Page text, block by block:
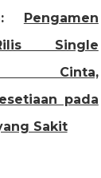
Pengamen
Single
Cinta,
pada
Sakit